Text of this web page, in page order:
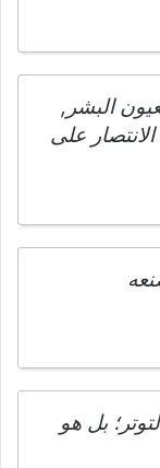
البشر,
على
بل هو